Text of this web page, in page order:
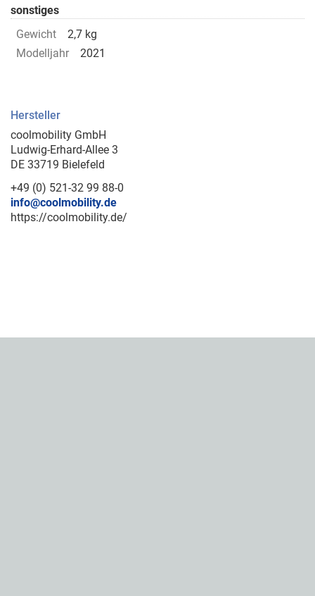
sonstiges
Gewicht
2,7 kg
Modelljahr
2021
Hersteller
coolmobility GmbH
Ludwig-Erhard-Allee 3
DE 33719 Bielefeld
+49 (0) 521-32 99 88-0
info@coolmobility.de
https://coolmobility.de/